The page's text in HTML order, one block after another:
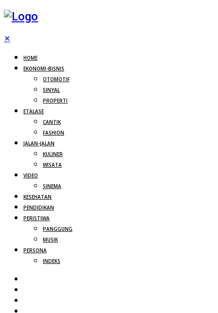
✕
HOME
EKONOMI-BISNIS
OTOMOTIF
SINYAL
PROPERTI
ETALASE
CANTIK
FASHION
JALAN-JALAN
KULINER
WISATA
VIDEO
SINEMA
KESEHATAN
PENDIDIKAN
PERISTIWA
PANGGUNG
MUSIK
PERSONA
INDEKS